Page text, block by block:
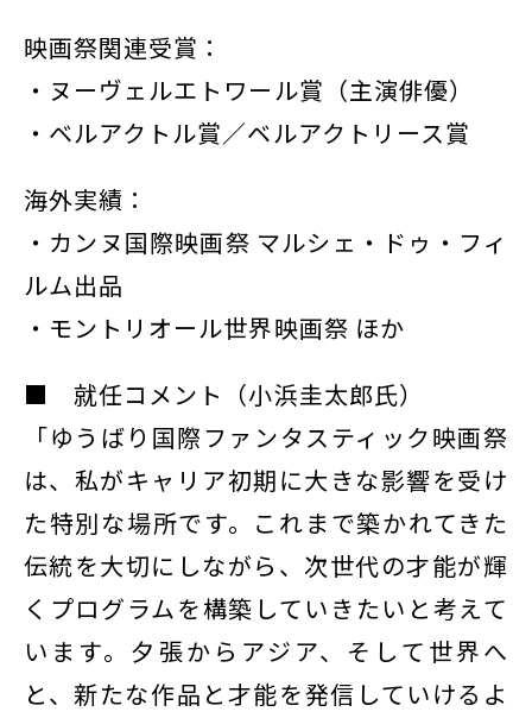
映画祭関連受賞：
・ヌーヴェルエトワール賞（主演俳優）
・ベルアクトル賞／ベルアクトリース賞
海外実績：
・カンヌ国際映画祭 マルシェ・ドゥ・フィ
ルム出品
・モントリオール世界映画祭 ほか
■ 就任コメント（小浜圭太郎氏）
「ゆうばり国際ファンタスティック映画祭
は、私がキャリア初期に大きな影響を受け
た特別な場所です。これまで築かれてきた
伝統を大切にしながら、次世代の才能が輝
くプログラムを構築していきたいと考えて
います。夕張からアジア、そして世界へ
と、新たな作品と才能を発信していけるよ